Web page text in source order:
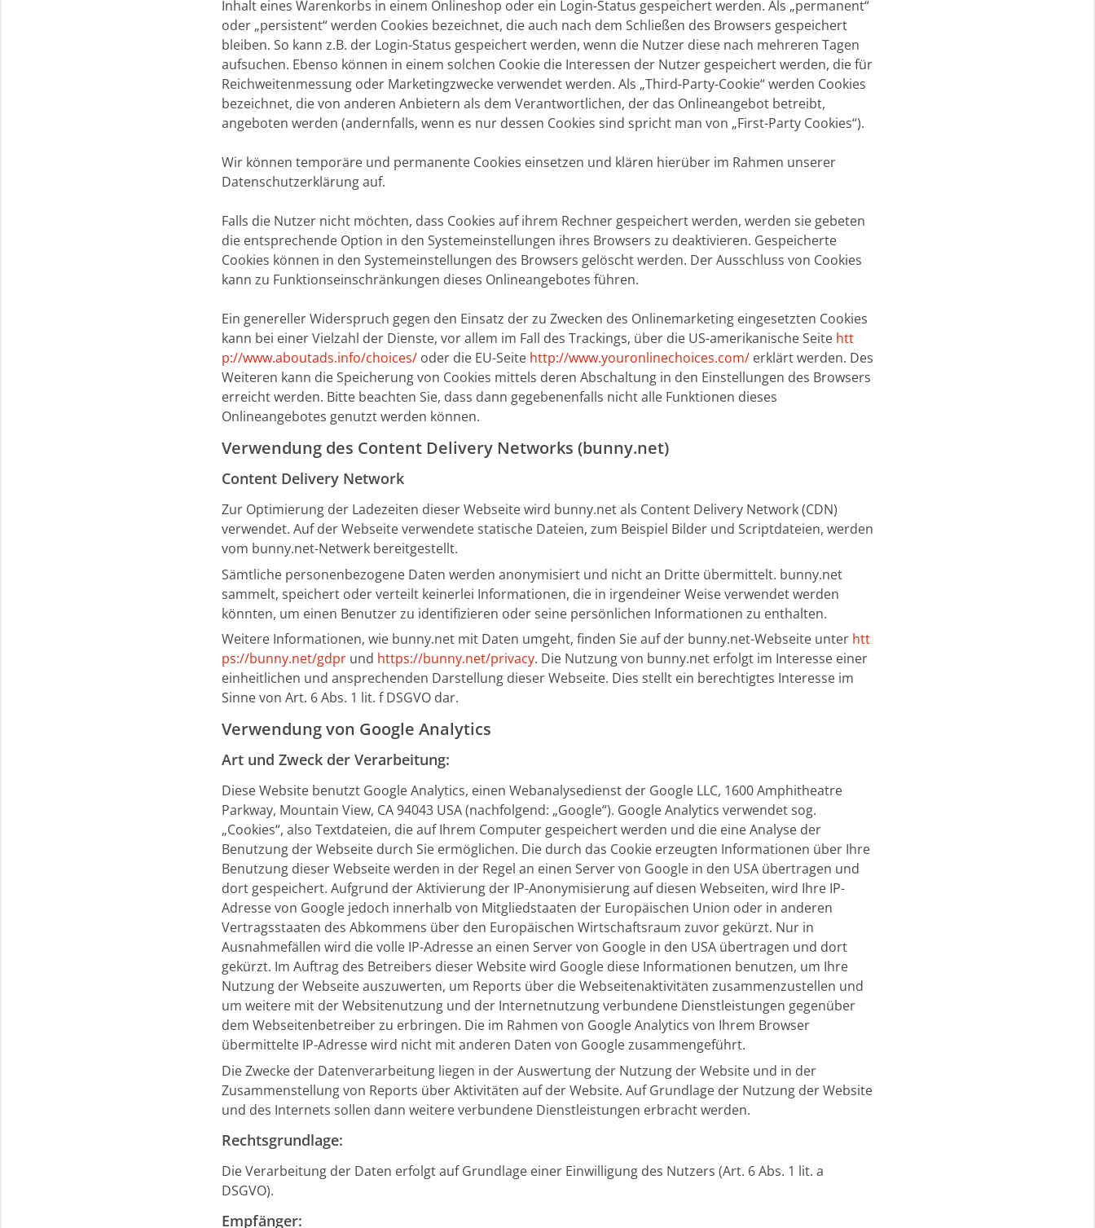
Inhalt eines Warenkorbs in einem Onlineshop oder ein Login-Status gespeichert werden. Als „permanent“
oder „persistent“ werden Cookies bezeichnet, die auch nach dem Schließen des Browsers gespeichert
bleiben. So kann z.B. der Login-Status gespeichert werden, wenn die Nutzer diese nach mehreren Tagen
aufsuchen. Ebenso können in einem solchen Cookie die Interessen der Nutzer gespeichert werden, die für
Reichweitenmessung oder Marketingzwecke verwendet werden. Als „Third-Party-Cookie“ werden Cookies
bezeichnet, die von anderen Anbietern als dem Verantwortlichen, der das Onlineangebot betreibt,
angeboten werden (andernfalls, wenn es nur dessen Cookies sind spricht man von „First-Party Cookies“).
Wir können temporäre und permanente Cookies einsetzen und klären hierüber im Rahmen unserer
Datenschutzerklärung auf.
Falls die Nutzer nicht möchten, dass Cookies auf ihrem Rechner gespeichert werden, werden sie gebeten
die entsprechende Option in den Systemeinstellungen ihres Browsers zu deaktivieren. Gespeicherte
Cookies können in den Systemeinstellungen des Browsers gelöscht werden. Der Ausschluss von Cookies
kann zu Funktionseinschränkungen dieses Onlineangebotes führen.
Ein genereller Widerspruch gegen den Einsatz der zu Zwecken des Onlinemarketing eingesetzten Cookies
kann bei einer Vielzahl der Dienste, vor allem im Fall des Trackings, über die US-amerikanische Seite htt
p://www.aboutads.info/choices/ oder die EU-Seite http://www.youronlinechoices.com/ erklärt werden. Des
Weiteren kann die Speicherung von Cookies mittels deren Abschaltung in den Einstellungen des Browsers
erreicht werden. Bitte beachten Sie, dass dann gegebenenfalls nicht alle Funktionen dieses
Onlineangebotes genutzt werden können.
Verwendung des Content Delivery Networks (bunny.net)
Content Delivery Network
Zur Optimierung der Ladezeiten dieser Webseite wird bunny.net als Content Delivery Network (CDN)
verwendet. Auf der Webseite verwendete statische Dateien, zum Beispiel Bilder und Scriptdateien, werden
vom bunny.net-Netwerk bereitgestellt.
Sämtliche personenbezogene Daten werden anonymisiert und nicht an Dritte übermittelt. bunny.net
sammelt, speichert oder verteilt keinerlei Informationen, die in irgendeiner Weise verwendet werden
könnten, um einen Benutzer zu identifizieren oder seine persönlichen Informationen zu enthalten.
Weitere Informationen, wie bunny.net mit Daten umgeht, finden Sie auf der bunny.net-Webseite unter htt
ps://bunny.net/gdpr und https://bunny.net/privacy. Die Nutzung von bunny.net erfolgt im Interesse einer
einheitlichen und ansprechenden Darstellung dieser Webseite. Dies stellt ein berechtigtes Interesse im
Sinne von Art. 6 Abs. 1 lit. f DSGVO dar.
Verwendung von Google Analytics
Art und Zweck der Verarbeitung:
Diese Website benutzt Google Analytics, einen Webanalysedienst der Google LLC, 1600 Amphitheatre
Parkway, Mountain View, CA 94043 USA (nachfolgend: „Google“). Google Analytics verwendet sog.
„Cookies“, also Textdateien, die auf Ihrem Computer gespeichert werden und die eine Analyse der
Benutzung der Webseite durch Sie ermöglichen. Die durch das Cookie erzeugten Informationen über Ihre
Benutzung dieser Webseite werden in der Regel an einen Server von Google in den USA übertragen und
dort gespeichert. Aufgrund der Aktivierung der IP-Anonymisierung auf diesen Webseiten, wird Ihre IP-
Adresse von Google jedoch innerhalb von Mitgliedstaaten der Europäischen Union oder in anderen
Vertragsstaaten des Abkommens über den Europäischen Wirtschaftsraum zuvor gekürzt. Nur in
Ausnahmefällen wird die volle IP-Adresse an einen Server von Google in den USA übertragen und dort
gekürzt. Im Auftrag des Betreibers dieser Website wird Google diese Informationen benutzen, um Ihre
Nutzung der Webseite auszuwerten, um Reports über die Webseitenaktivitäten zusammenzustellen und
um weitere mit der Websitenutzung und der Internetnutzung verbundene Dienstleistungen gegenüber
dem Webseitenbetreiber zu erbringen. Die im Rahmen von Google Analytics von Ihrem Browser
übermittelte IP-Adresse wird nicht mit anderen Daten von Google zusammengeführt.
Die Zwecke der Datenverarbeitung liegen in der Auswertung der Nutzung der Website und in der
Zusammenstellung von Reports über Aktivitäten auf der Website. Auf Grundlage der Nutzung der Website
und des Internets sollen dann weitere verbundene Dienstleistungen erbracht werden.
Rechtsgrundlage:
Die Verarbeitung der Daten erfolgt auf Grundlage einer Einwilligung des Nutzers (Art. 6 Abs. 1 lit. a
DSGVO).
Empfänger: